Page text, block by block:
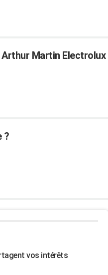
Martin Electrolux
?
vos intérêts